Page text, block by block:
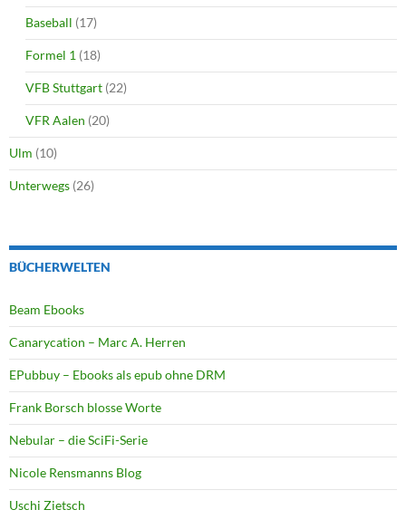
Baseball (17)
Formel 1 (18)
VFB Stuttgart (22)
VFR Aalen (20)
Ulm (10)
Unterwegs (26)
BÜCHERWELTEN
Beam Ebooks
Canarycation – Marc A. Herren
EPubbuy – Ebooks als epub ohne DRM
Frank Borsch blosse Worte
Nebular – die SciFi-Serie
Nicole Rensmanns Blog
Uschi Zietsch